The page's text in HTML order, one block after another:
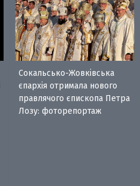
Сокальсько-Жовківська
єпархія отримала нового
правлячого єпископа Петра
Лозу: фоторепортаж